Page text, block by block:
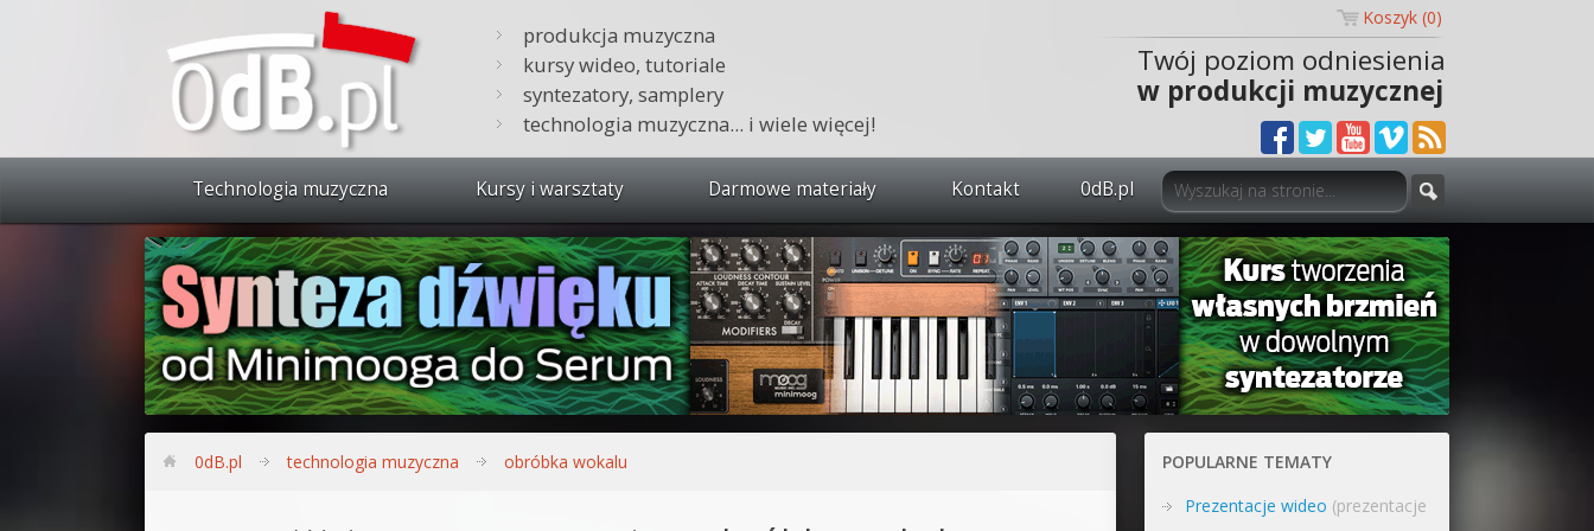
produkcja muzyczna
kursy wideo, tutoriale
syntezatory, samplery
technologia muzyczna... i wiele więcej!
Koszyk (0)
Twój poziom odniesienia
w produkcji muzycznej
Technologia muzyczna Kursy i warsztaty
Zobacz wszystkie kursy i warsztaty
Synteza dźwięku 🔥
Produkcja muzyczna w praktyce
Bitwig Studio od podstaw
Darmowe materiały Kontakt 0dB.pl
0dB.pl - informacje
Newsletter
Materiały dla mediów
Archiwum aktualności
0dB.pl technologia muzyczna obróbka wokalu
POPULARNE TEMATY
Prezentacje wideo (prezentacje